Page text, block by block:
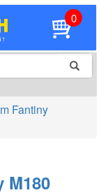
0
Fantiny
M180